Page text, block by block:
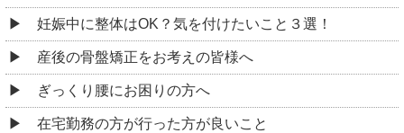
妊娠中に整体はOK？気を付けたいこと３選！
産後の骨盤矯正をお考えの皆様へ
ぎっくり腰にお困りの方へ
在宅勤務の方が行った方が良いこと